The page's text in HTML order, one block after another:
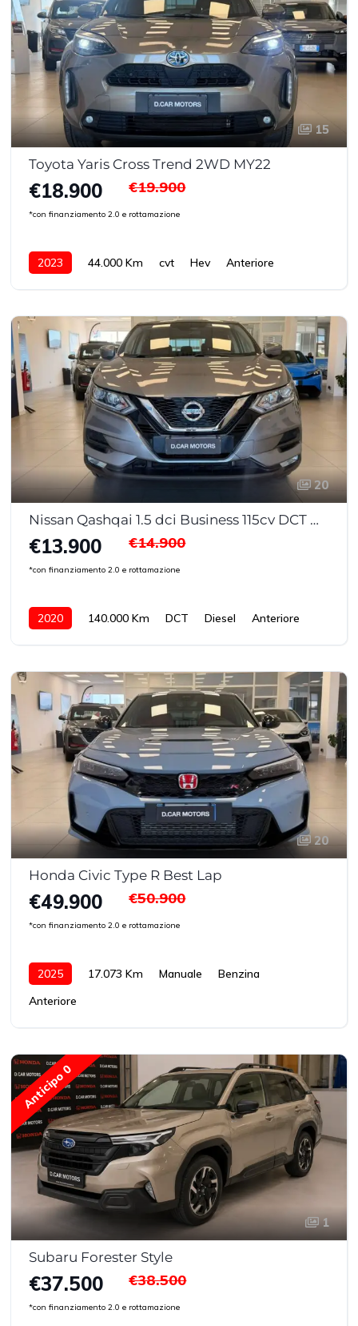
15
Toyota Yaris Cross Trend 2WD MY22
€18.900
*con finanziamento 2.0 e rottamazione
€19.900
2023 44.000 Km cvt Hev Anteriore
20
Nissan Qashqai 1.5 dci Business 115cv DCT My20
€13.900
*con finanziamento 2.0 e rottamazione
€14.900
2020 140.000 Km DCT Diesel Anteriore
20
Honda Civic Type R Best Lap
€49.900
*con finanziamento 2.0 e rottamazione
€50.900
2025 17.073 Km Manuale
Benzina
Anteriore
Anticipo 0
1
Subaru Forester Style
€37.500
*con finanziamento 2.0 e rottamazione
€38.500